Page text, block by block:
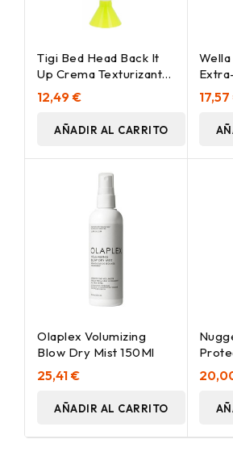
Tigi Bed Head Back It
Up Crema Texturizante
125Ml
12,49 €
AÑADIR AL CARRITO
Olaplex Volumizing
Blow Dry Mist 150Ml
25,41 €
AÑADIR AL CARRITO